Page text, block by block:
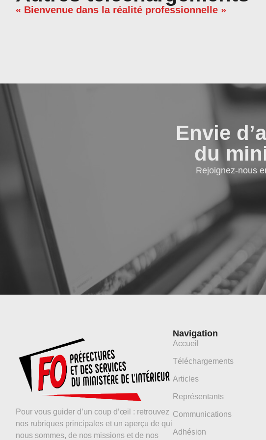
« Bienvenue dans la réalité professionnelle »
Envie
du
Rejoignez-nous
Pour vous guider d’un coup d’œil : retrouvez
nos rubriques principales et un aperçu de qui
nous sommes, de nos missions et de nos
Navigation
Accueil
Téléchargements
Articles
Représentants
Communications
Adhésion